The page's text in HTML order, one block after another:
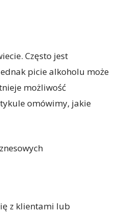
Często jest
picie alkoholu może
możliwość
omówimy, jakie
z klientami lub